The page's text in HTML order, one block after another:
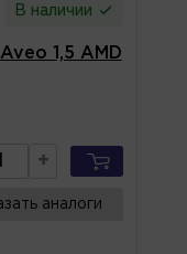
В наличии
1,5 AMD
+
аналоги